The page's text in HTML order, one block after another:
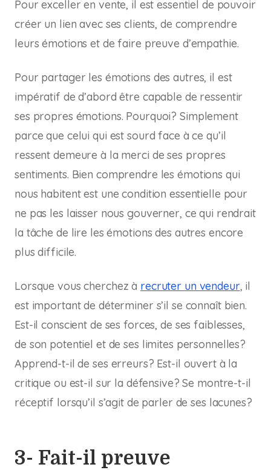
Pour exceller en vente, il est essentiel de pouvoir
créer un lien avec ses clients, de comprendre
leurs émotions et de faire preuve d’empathie.
Pour partager les émotions des autres, il est
impératif de d’abord être capable de ressentir
ses propres émotions. Pourquoi? Simplement
parce que celui qui est sourd face à ce qu’il
ressent demeure à la merci de ses propres
sentiments. Bien comprendre les émotions qui
nous habitent est une condition essentielle pour
ne pas les laisser nous gouverner, ce qui rendrait
la tâche de lire les émotions des autres encore
plus difficile.
Lorsque vous cherchez à recruter un vendeur, il
est important de déterminer s’il se connaît bien.
Est-il conscient de ses forces, de ses faiblesses,
de son potentiel et de ses limites personnelles?
Apprend-t-il de ses erreurs? Est-il ouvert à la
critique ou est-il sur la défensive? Se montre-t-il
réceptif lorsqu’il s’agit de parler de ses lacunes?
3- Fait-il preuve